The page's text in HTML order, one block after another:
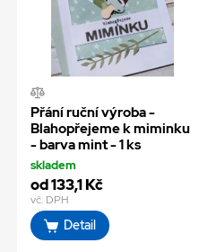
Přání ruční výroba -
Blahopřejeme k miminku
- barva mint - 1 ks
skladem
od 133,1 Kč
vč. DPH
Detail